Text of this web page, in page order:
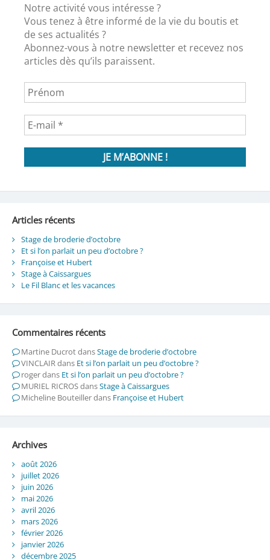
Notre activité vous intéresse ?
Vous tenez à être informé de la vie du boutis et
de ses actualités ?
Abonnez-vous à notre newsletter et recevez nos
articles dès qu’ils paraissent.
Articles récents
Stage de broderie d’octobre
Et si l’on parlait un peu d’octobre ?
Françoise et Hubert
Stage à Caissargues
Le Fil Blanc et les vacances
Commentaires récents
Martine DucrotdansStage de broderie d’octobre
VINCLAIRdans Et si l’on parlait un peu d’octobre ?
rogerdans Et si l’on parlait un peu d’octobre ?
MURIEL RICROSdansStage à Caissargues
Micheline Bouteillerdans Françoise et Hubert
Archives
août 2026
juillet 2026
juin 2026
mai 2026
avril 2026
mars 2026
février 2026
janvier 2026
décembre 2025